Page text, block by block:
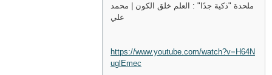
ملحدة "ذكية جدًا" : العلم خلق الكون | محمد
علي
https://www.youtube.com/watch?v=H64N
uglEmec